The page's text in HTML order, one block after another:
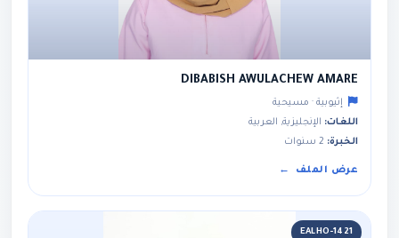
DIBABISH AWULACHEW AMARE
إثيوبية · مسيحية
اللغات: الإنجليزية, العربية
الخبرة:
عرض الملف
EALHO-1421